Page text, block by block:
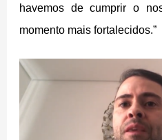
havemos de cumprir o
momento mais fortalecidos.”